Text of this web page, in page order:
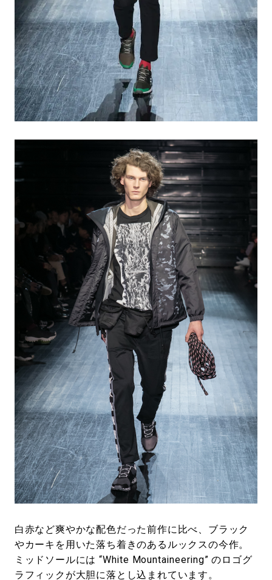
白赤など爽やかな配色だった前作に比べ、ブラック
やカーキを用いた落ち着きのあるルックスの今作。
ミッドソールには “White Mountaineering” のロゴグ
ラフィックが大胆に落とし込まれています。